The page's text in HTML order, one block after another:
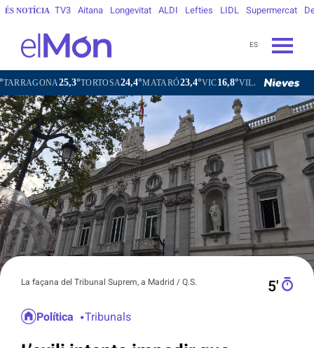
ÉS NOTÍCIA TV3 Aitana Longevitat ALDI Lefties LIDL Supermercat
ES
TORTOSA24,4°MATARÓ23,4°VIC16,8°VILAFRANCA DEL PENEDÈS
La façana del Tribunal Suprem, a Madrid / Q.S. 5′
Política Tribunals